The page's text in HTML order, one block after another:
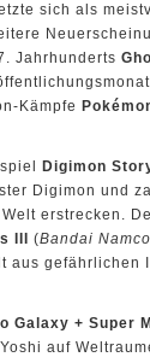
sich als
Jahrhunderts
Kämpfe
Digimon
Digimon und
erstrecken.
III (Bandai
aus
Galaxy + Super
auf